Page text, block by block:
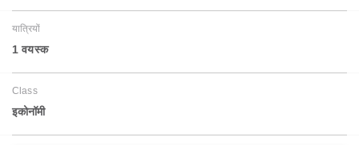
यात्रियों
1 वयस्‍क
Class
इकोनॉमी